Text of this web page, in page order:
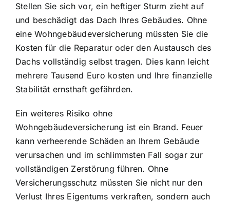
Stellen Sie sich vor, ein heftiger Sturm zieht auf
und beschädigt das Dach Ihres Gebäudes. Ohne
eine Wohngebäudeversicherung müssten Sie die
Kosten für die Reparatur oder den Austausch des
Dachs vollständig selbst tragen. Dies kann leicht
mehrere Tausend Euro kosten und Ihre finanzielle
Stabilität ernsthaft gefährden.
Ein weiteres Risiko ohne
Wohngebäudeversicherung ist ein Brand. Feuer
kann verheerende Schäden an Ihrem Gebäude
verursachen und im schlimmsten Fall sogar zur
vollständigen Zerstörung führen. Ohne
Versicherungsschutz müssten Sie nicht nur den
Verlust Ihres Eigentums verkraften, sondern auch